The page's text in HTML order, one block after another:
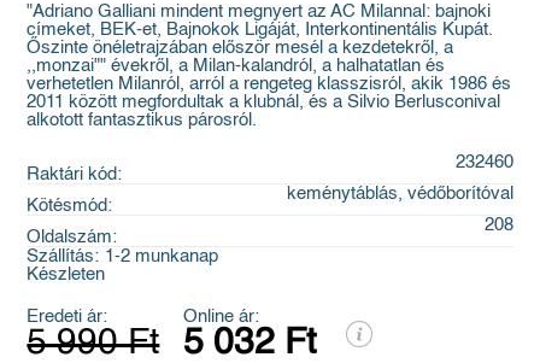
"Adriano Galliani mindent megnyert az AC Milannal: bajnoki
címeket, BEK-et, Bajnokok Ligáját, Interkontinentális Kupát.
Őszinte önéletrajzában először mesél a kezdetekről, a
,,monzai"" évekről, a Milan-kalandról, a halhatatlan és
verhetetlen Milanról, arról a rengeteg klasszisról, akik 1986 és
2011 között megfordultak a klubnál, és a Silvio Berlusconival
alkotott fantasztikus párosról.
Raktári kód:
232460
Kötésmód:
keménytáblás, védőborítóval
Oldalszám:
208
Szállítás: 1-2 munkanap
Készleten
Eredeti ár:
5 990 Ft
Online ár:
5 032 Ft